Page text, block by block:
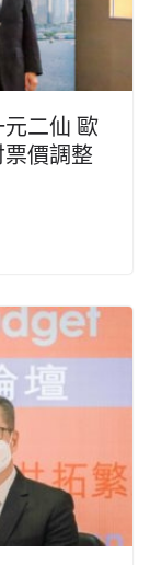
二仙 歐
價調整